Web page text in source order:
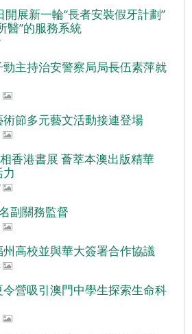
展新一輪“長者安裝假牙計劃”
醫”的服務系統
主持治安警察局局長伍素萍就
節多元藝文活動接連登場
香港書展 薈萃本澳出版精華
副關務監督
高校並與華大簽署合作協議
營吸引澳門中學生探索生命科